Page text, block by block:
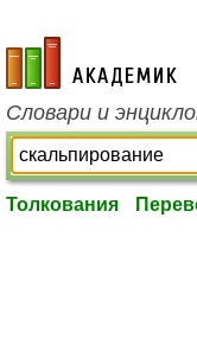
academic.ru
Словари и
Толкования